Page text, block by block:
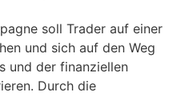
soll Trader auf einer
und sich auf den Weg
und der finanziellen
Durch die